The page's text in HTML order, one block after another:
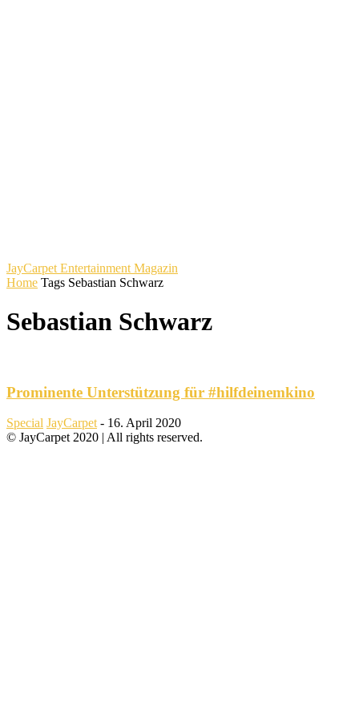
JayCarpet Entertainment Magazin
Home Tags Sebastian Schwarz
Sebastian Schwarz
Prominente Unterstützung für #hilfdeinemkino
Special JayCarpet - 16. April 2020
© JayCarpet 2020 | All rights reserved.